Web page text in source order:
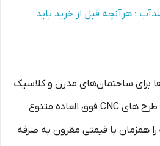
؛ هرآنچه قبل از خرید باید
برای ساختمان‌های مدرن و کلاسیک
، درب MDF روکش PVC با طرح های CNC فوق العاده متنوع
همزمان با قیمتی مقرون به صرفه